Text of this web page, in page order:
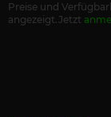
Preise und
angezeigt.Jetzt